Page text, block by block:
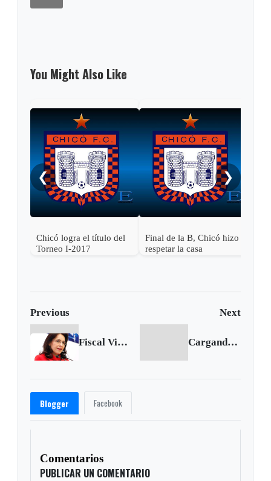
You Might Also Like
❮
Chicó logra el título del
Torneo I-2017
Final de la B, Chicó hizo
respetar la casa
❯
Previous Next
Fiscal Viviane Morales anuncia renuncia Cargando siguiente...
Blogger Facebook
Comentarios
PUBLICAR UN COMENTARIO